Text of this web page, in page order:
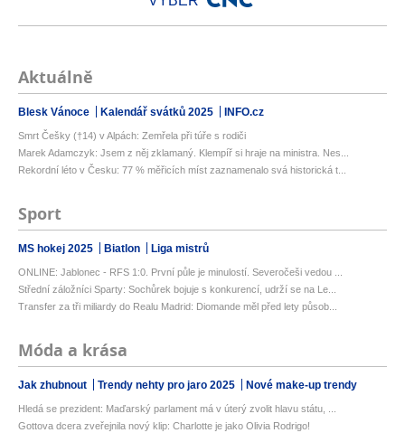
Aktuálně
Blesk Vánoce Kalendář svátků 2025 INFO.cz
Smrt Češky (†14) v Alpách: Zemřela při túře s rodiči
Marek Adamczyk: Jsem z něj zklamaný. Klempíř si hraje na ministra. Nes...
Rekordní léto v Česku: 77 % měřicích míst zaznamenalo svá historická t...
Sport
MS hokej 2025 Biatlon Liga mistrů
ONLINE: Jablonec - RFS 1:0. První půle je minulostí. Severočeši vedou ...
Střední záložníci Sparty: Sochůrek bojuje s konkurencí, udrží se na Le...
Transfer za tři miliardy do Realu Madrid: Diomande měl před lety působ...
Móda a krása
Jak zhubnout Trendy nehty pro jaro 2025 Nové make-up trendy
Hledá se prezident: Maďarský parlament má v úterý zvolit hlavu státu, ...
Gottova dcera zveřejnila nový klip: Charlotte je jako Olivia Rodrigo!